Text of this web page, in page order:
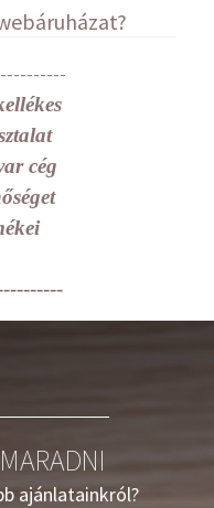
cég
ajánlatainkról?